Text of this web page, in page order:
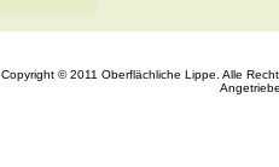
Copyright © 2011 Oberflächliche Lippe. Alle